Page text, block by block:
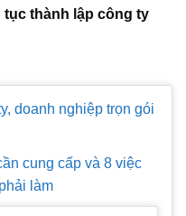
tục thành lập công ty
doanh nghiệp trọn gói
cung cấp và 8 việc
làm